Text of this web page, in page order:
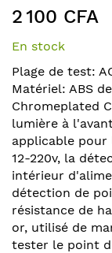
the
images
gallery
to
beginning
of
the
images
gallery
2 100 CFA
En stock
Plage de test:
Matériel: ABS
Chromeplated
lumière à
applicable
12-220v, la
intérieur
détection de
résistance de
or, utilisé de
tester le point